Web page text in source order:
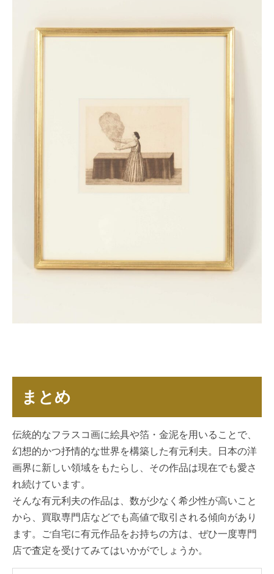
まとめ
伝統的なフラスコ画に絵具や箔・金泥を用いることで、
幻想的かつ抒情的な世界を構築した有元利夫。日本の洋
画界に新しい領域をもたらし、その作品は現在でも愛さ
れ続けています。
そんな有元利夫の作品は、数が少なく希少性が高いこと
から、買取専門店などでも高値で取引される傾向があり
ます。ご自宅に有元作品をお持ちの方は、ぜひ一度専門
店で査定を受けてみてはいかがでしょうか。